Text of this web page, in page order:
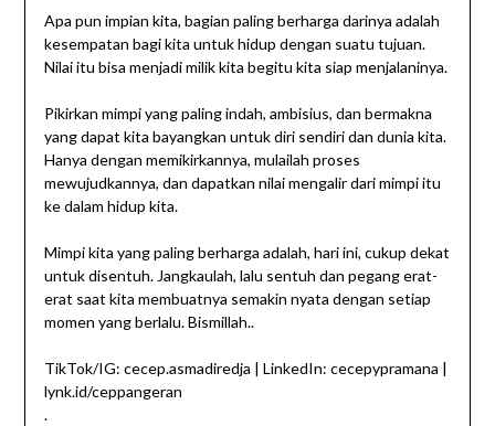
Apa pun impian kita, bagian paling berharga darinya adalah
kesempatan bagi kita untuk hidup dengan suatu tujuan.
Nilai itu bisa menjadi milik kita begitu kita siap menjalaninya.
Pikirkan mimpi yang paling indah, ambisius, dan bermakna
yang dapat kita bayangkan untuk diri sendiri dan dunia kita.
Hanya dengan memikirkannya, mulailah proses
mewujudkannya, dan dapatkan nilai mengalir dari mimpi itu
ke dalam hidup kita.
Mimpi kita yang paling berharga adalah, hari ini, cukup dekat
untuk disentuh. Jangkaulah, lalu sentuh dan pegang erat-
erat saat kita membuatnya semakin nyata dengan setiap
momen yang berlalu. Bismillah..
TikTok/IG: cecep.asmadiredja | LinkedIn: cecepypramana |
lynk.id/ceppangeran
.